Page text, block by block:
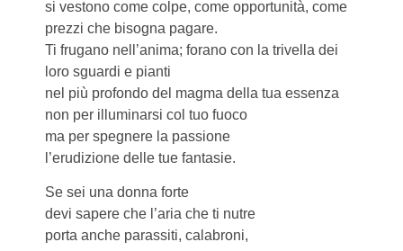
si vestono come colpe, come opportunità, come
prezzi che bisogna pagare.
Ti frugano nell’anima; forano con la trivella dei
loro sguardi e pianti
nel più profondo del magma della tua essenza
non per illuminarsi col tuo fuoco
ma per spegnere la passione
l’erudizione delle tue fantasie.
Se sei una donna forte
devi sapere che l’aria che ti nutre
porta anche parassiti, calabroni,